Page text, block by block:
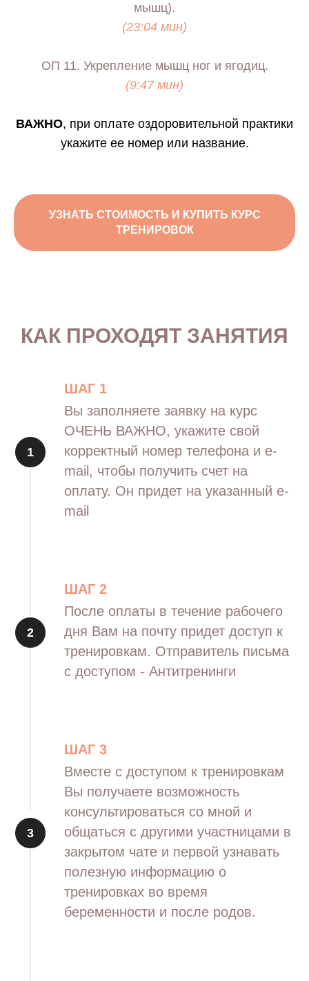
мышц).
(23:04 мин)
ОП 11. Укрепление мышц ног и ягодиц.
(9:47 мин)
ВАЖНО, при оплате оздоровительной практики
укажите ее номер или название.
УЗНАТЬ СТОИМОСТЬ И КУПИТЬ КУРС
ТРЕНИРОВОК
КАК ПРОХОДЯТ ЗАНЯТИЯ
ШАГ 1
Вы заполняете заявку на курс
ОЧЕНЬ ВАЖНО, укажите свой
корректный номер телефона и e-
mail, чтобы получить счет на
оплату. Он придет на указанный e-
mail
ШАГ 2
После оплаты в течение рабочего
дня Вам на почту придет доступ к
тренировкам. Отправитель письма
с доступом - Антитренинги
ШАГ 3
Вместе с доступом к тренировкам
Вы получаете возможность
консультироваться со мной и
общаться с другими участницами в
закрытом чате и первой узнавать
полезную информацию о
тренировках во время
беременности и после родов.